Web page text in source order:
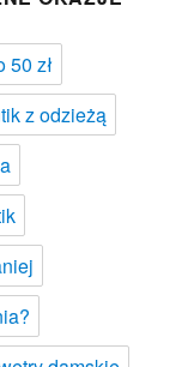
50 zł
z odzieżą